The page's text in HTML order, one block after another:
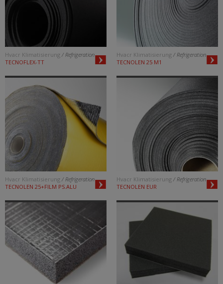
Hvacr Klimatisierung / Refrigeration
TECNOFLEX-TT
Hvacr Klimatisierung / Refrigeration
TECNOLEN 25 M1
Hvacr Klimatisierung / Refrigeration
TECNOLEN 25+FILM PS.ALU
Hvacr Klimatisierung / Refrigeration
TECNOLEN EUR